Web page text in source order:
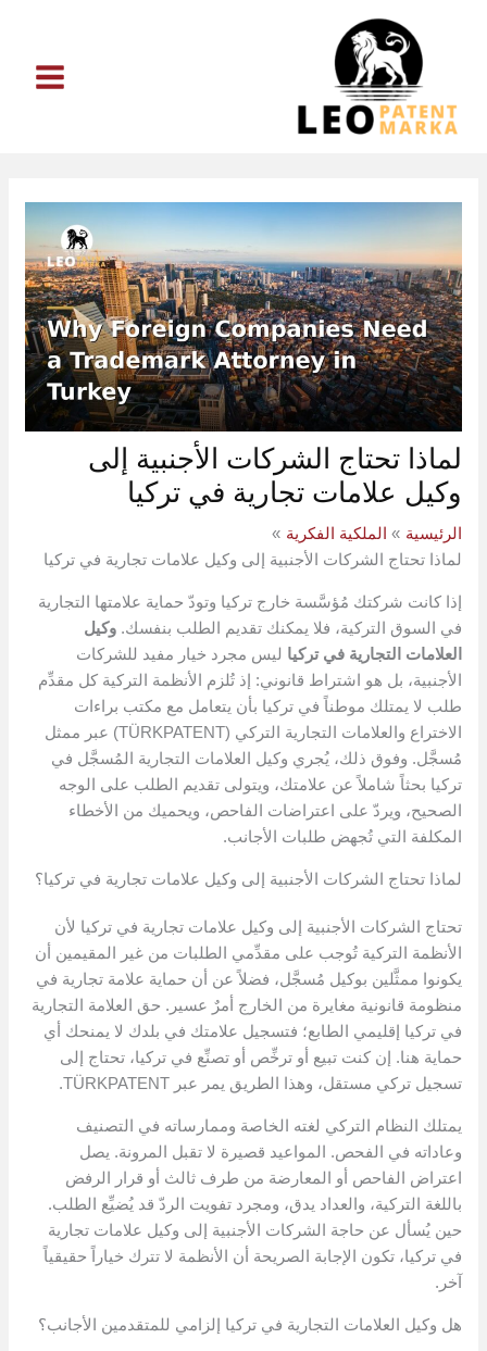
لماذا تحتاج الشركات الأجنبية إلى
وكيل علامات تجارية في تركيا
الرئيسية
الملكية الفكرية
لماذا تحتاج الشركات الأجنبية إلى وكيل علامات تجارية في تركيا
إذا كانت شركتك مُؤسَّسة خارج تركيا وتودّ حماية علامتها التجارية
في السوق التركية، فلا يمكنك تقديم الطلب بنفسك.وكيل
العلامات التجارية في تركيا ليس مجرد خيار مفيد للشركات
الأجنبية، بل هو اشتراط قانوني: إذ تُلزم الأنظمة التركية كل مقدِّم
طلب لا يمتلك موطناً في تركيا بأن يتعامل مع مكتب براءات
الاختراع والعلامات التجارية التركي (TÜRKPATENT) عبر ممثل
مُسجَّل. وفوق ذلك، يُجري وكيل العلامات التجارية المُسجَّل في
تركيا بحثاً شاملاً عن علامتك، ويتولى تقديم الطلب على الوجه
الصحيح، ويردّ على اعتراضات الفاحص، ويحميك من الأخطاء
المكلفة التي تُجهض طلبات الأجانب.
لماذا تحتاج الشركات الأجنبية إلى وكيل علامات تجارية في تركيا؟
تحتاج الشركات الأجنبية إلى وكيل علامات تجارية في تركيا لأن
الأنظمة التركية تُوجب على مقدِّمي الطلبات من غير المقيمين أن
يكونوا ممثَّلين بوكيل مُسجَّل، فضلاً عن أن حماية علامة تجارية في
منظومة قانونية مغايرة من الخارج أمرٌ عسير. حق العلامة التجارية
في تركيا إقليمي الطابع؛ فتسجيل علامتك في بلدك لا يمنحك أي
حماية هنا. إن كنت تبيع أو ترخِّص أو تصنِّع في تركيا، تحتاج إلى
تسجيل تركي مستقل، وهذا الطريق يمر عبر TÜRKPATENT.
يمتلك النظام التركي لغته الخاصة وممارساته في التصنيف
وعاداته في الفحص. المواعيد قصيرة لا تقبل المرونة. يصل
اعتراض الفاحص أو المعارضة من طرف ثالث أو قرار الرفض
باللغة التركية، والعداد يدق، ومجرد تفويت الردّ قد يُضيِّع الطلب.
حين يُسأل عن حاجة الشركات الأجنبية إلى وكيل علامات تجارية
في تركيا، تكون الإجابة الصريحة أن الأنظمة لا تترك خياراً حقيقياً
آخر.
هل وكيل العلامات التجارية في تركيا إلزامي للمتقدمين الأجانب؟